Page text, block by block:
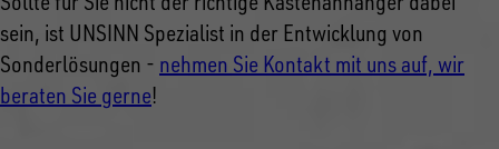
sein, ist UNSINN Spezialist in der Entwicklung von
Sonderlösungen - nehmen Sie Kontakt mit uns auf, wir
beraten Sie gerne!